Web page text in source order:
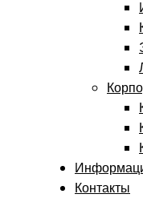
Контакты